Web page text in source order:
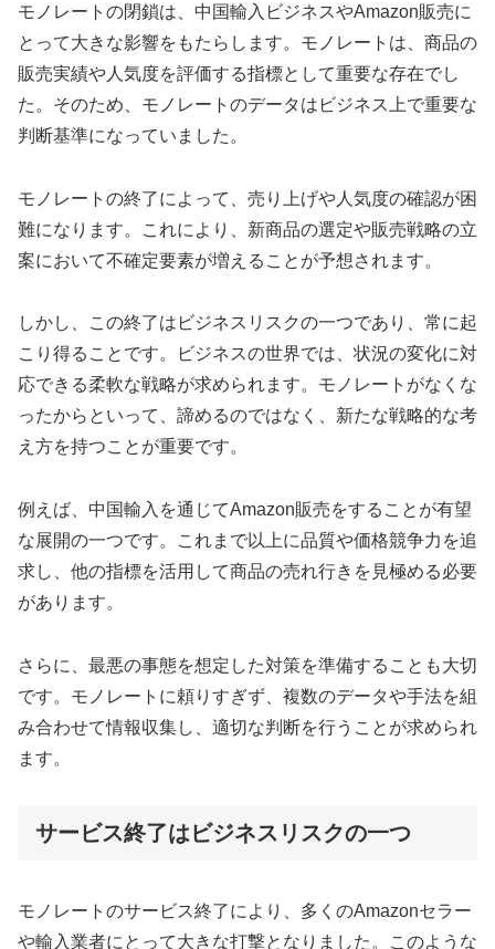
モノレートの閉鎖は、中国輸入ビジネスやAmazon販売に
とって大きな影響をもたらします。モノレートは、商品の
販売実績や人気度を評価する指標として重要な存在でし
た。そのため、モノレートのデータはビジネス上で重要な
判断基準になっていました。
モノレートの終了によって、売り上げや人気度の確認が困
難になります。これにより、新商品の選定や販売戦略の立
案において不確定要素が増えることが予想されます。
しかし、この終了はビジネスリスクの一つであり、常に起
こり得ることです。ビジネスの世界では、状況の変化に対
応できる柔軟な戦略が求められます。モノレートがなくな
ったからといって、諦めるのではなく、新たな戦略的な考
え方を持つことが重要です。
例えば、中国輸入を通じてAmazon販売をすることが有望
な展開の一つです。これまで以上に品質や価格競争力を追
求し、他の指標を活用して商品の売れ行きを見極める必要
があります。
さらに、最悪の事態を想定した対策を準備することも大切
です。モノレートに頼りすぎず、複数のデータや手法を組
み合わせて情報収集し、適切な判断を行うことが求められ
ます。
サービス終了はビジネスリスクの一つ
モノレートのサービス終了により、多くのAmazonセラー
や輸入業者にとって大きな打撃となりました。このような